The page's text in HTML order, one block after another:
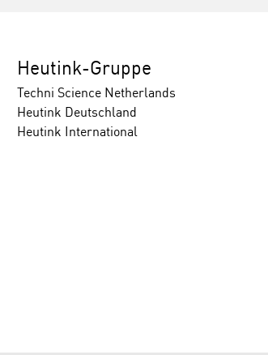
Heutink-Gruppe
Techni Science Netherlands
Heutink Deutschland
Heutink International